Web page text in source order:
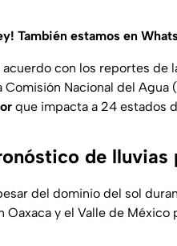
También estamos en
acuerdo con los reportes de
Comisión Nacional del
que impacta a 24 estados
de lluvias
del dominio del sol
Oaxaca y el Valle de